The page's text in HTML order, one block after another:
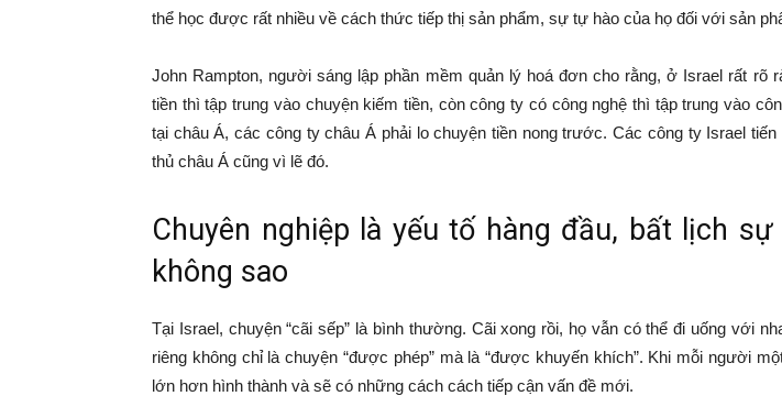
thể học được rất nhiều về cách thức tiếp thị sản phẩm, sự tự hào của họ đối với sản
John Rampton, người sáng lập phần mềm quản lý hoá đơn cho rằng, ở Israel rất rõ
tiền thì tập trung vào chuyện kiếm tiền, còn công ty có công nghệ thì tập trung vào
tại châu Á, các công ty châu Á phải lo chuyện tiền nong trước. Các công ty Israel
thủ châu Á cũng vì lẽ đó.
Chuyên nghiệp là yếu tố hàng đầu, bất lịch
không sao
Tại Israel, chuyện “cãi sếp” là bình thường. Cãi xong rồi, họ vẫn có thể đi uống với
riêng không chỉ là chuyện “được phép” mà là “được khuyến khích”. Khi mỗi người
lớn hơn hình thành và sẽ có những cách cách tiếp cận vấn đề mới.